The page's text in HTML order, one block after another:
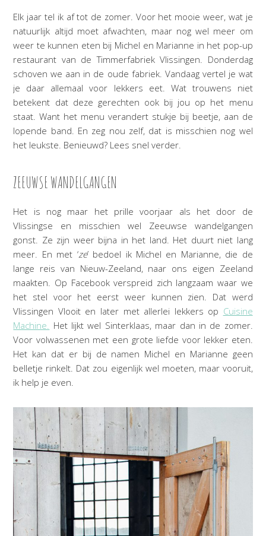
Elk jaar tel ik af tot de zomer. Voor het mooie weer, wat je
natuurlijk altijd moet afwachten, maar nog wel meer om
weer te kunnen eten bij Michel en Marianne in het pop-up
restaurant van deTimmerfabriek Vlissingen. Donderdag
schoven we aan in de oude fabriek. Vandaag vertel je wat
je daar allemaal voor lekkers eet. Wat trouwens niet
betekent dat deze gerechten ook bij jou op het menu
staat. Want het menu verandert stukje bij beetje, aan de
lopende band. En zeg nou zelf, dat is misschien nog wel
het leukste. Benieuwd? Lees snel verder.
ZEEUWSE WANDELGANGEN
Het is nog maar het prille voorjaar als het door de
Vlissingse en misschien wel Zeeuwse wandelgangen
gonst. Ze zijn weer bijna in het land. Het duurt niet lang
meer. En met ‘ze’ bedoel ik Michel en Marianne, die de
lange reis van Nieuw-Zeeland, naar ons eigen Zeeland
maakten. Op Facebook verspreid zich langzaam waar we
het stel voor het eerst weer kunnen zien. Dat werd
Vlissingen Vlooit en later met allerlei lekkers op Cuisine
Machine. Het lijkt wel Sinterklaas, maar dan in de zomer.
Voor volwassenen met een grote liefde voor lekker eten.
Het kan dat er bij de namen Michel en Marianne geen
belletje rinkelt. Dat zou eigenlijk wel moeten, maar vooruit,
ik help je even.